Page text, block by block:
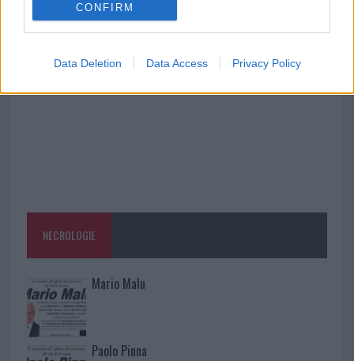
CONFIRM
Data Deletion Data Access Privacy Policy
Calangianus, allarme sul centro accoglienza
minori, Albieri: “Episodi gravissimi”
NECROLOGIE
Mario Malu
Paolo Pinna